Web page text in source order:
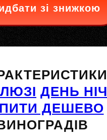
зі знижкою
ДЕНЬ НІЧ
ДЕШЕВО